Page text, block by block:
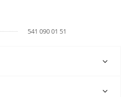
541 090 01 51